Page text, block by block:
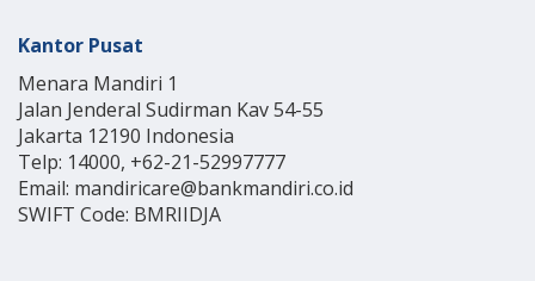
Kantor Pusat
Menara Mandiri 1
Jalan Jenderal Sudirman Kav 54-55
Jakarta 12190 Indonesia
Telp: 14000, +62-21-52997777
Email: mandiricare@bankmandiri.co.id
SWIFT Code: BMRIIDJA